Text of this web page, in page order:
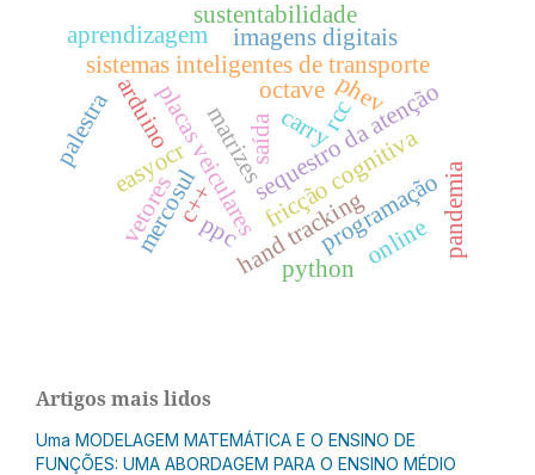
placas veiculares
easyocr
sistemas inteligentes de transporte
mercosul
sequestro da atenção
fricção cognitiva
matrizes
octave
imagens digitais
saída carry
phev
arduino
hand trackingprogramação
python
c++
ppc pandemia
online
palestra
vetores
rcc
sustentabilidade
aprendizagem
Artigos mais lidos
Uma MODELAGEM MATEMÁTICA E O ENSINO DE
FUNÇÕES: UMA ABORDAGEM PARA O ENSINO MÉDIO